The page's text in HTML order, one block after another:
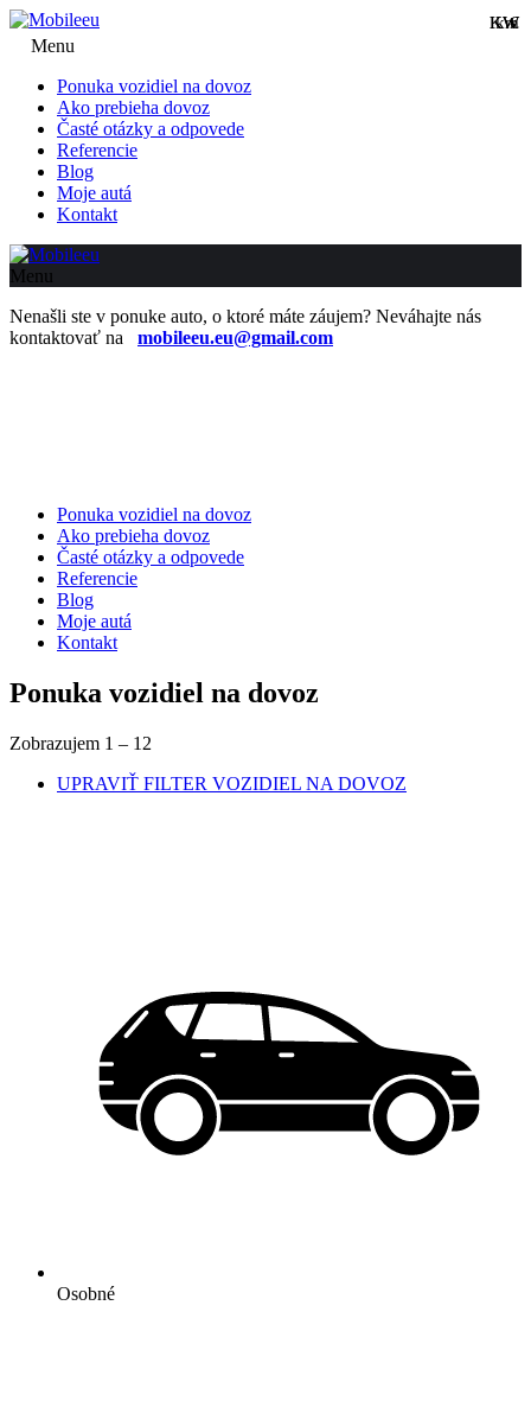
Menu
Ponuka vozidiel na dovoz
Ako prebieha dovoz
Časté otázky a odpovede
Referencie
Blog
Moje autá
Kontakt
Menu
Nenašli ste v ponuke auto, o ktoré máte záujem? Neváhajte nás
kontaktovať na mobileeu.eu@gmail.com
Ponuka vozidiel na dovoz
Ako prebieha dovoz
Časté otázky a odpovede
Referencie
Blog
Moje autá
Kontakt
Ponuka vozidiel na dovoz
Zobrazujem 1 – 12
UPRAVIŤ FILTER VOZIDIEL NA DOVOZ
Osobné
€
km
KW
KW